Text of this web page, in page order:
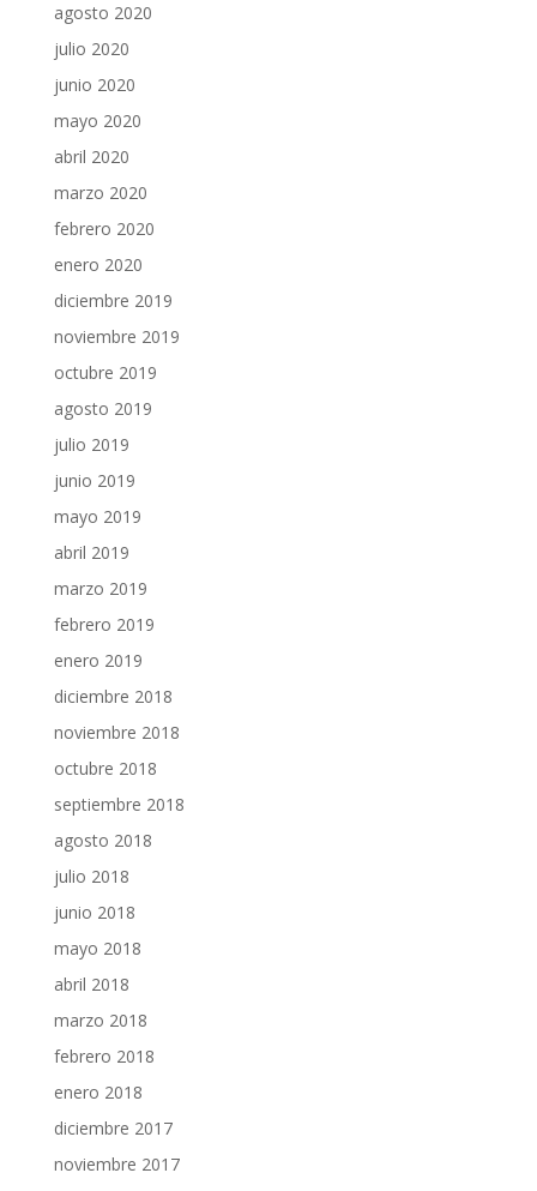
agosto 2020
julio 2020
junio 2020
mayo 2020
abril 2020
marzo 2020
febrero 2020
enero 2020
diciembre 2019
noviembre 2019
octubre 2019
agosto 2019
julio 2019
junio 2019
mayo 2019
abril 2019
marzo 2019
febrero 2019
enero 2019
diciembre 2018
noviembre 2018
octubre 2018
septiembre 2018
agosto 2018
julio 2018
junio 2018
mayo 2018
abril 2018
marzo 2018
febrero 2018
enero 2018
diciembre 2017
noviembre 2017